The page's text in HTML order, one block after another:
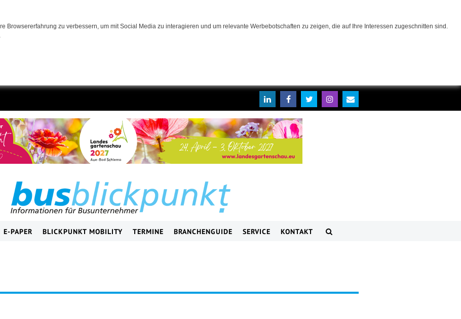
Browsererfahrung zu verbessern, um mit Social Media zu interagieren und um relevante Werbebotschaften zu zeigen, die auf Ihre Interessen zugeschnitten sind.
E-PAPER BLICKPUNKT MOBILITY TERMINE BRANCHENGUIDE SERVICE KONTAKT